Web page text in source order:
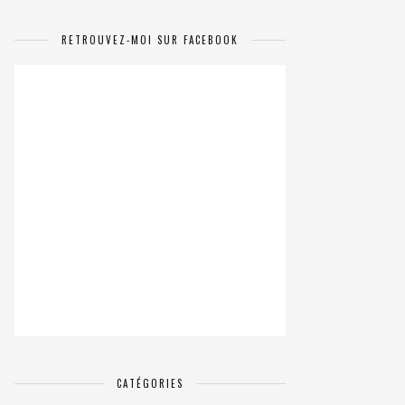
RETROUVEZ-MOI SUR FACEBOOK
CATÉGORIES